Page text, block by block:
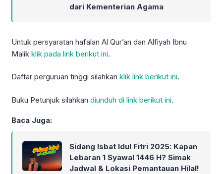
dari Kementerian Agama
Untuk persyaratan hafalan Al Qur’an dan Alfiyah Ibnu
Malik klik pada link berikut ini.
Daftar perguruan tinggi silahkan klik link berikut ini.
Buku Petunjuk silahkan diunduh di link berikut ini.
Baca Juga:
Sidang Isbat Idul Fitri 2025: Kapan
Lebaran 1 Syawal 1446 H? Simak
Jadwal & Lokasi Pemantauan Hilal!